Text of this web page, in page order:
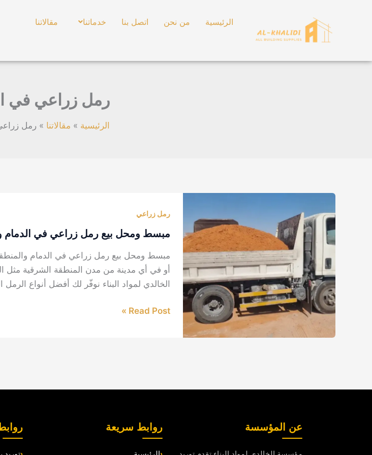
الرئيسية من نحن اتصل بنا خدماتنا مقالاتنا
رمل زراعي في
الرئيسية مقالاتنا رمل
رمل زراعي
مبسط ومحل بيع رمل زراعي في الدمام
مبسط ومحل بيع رمل زراعي في الدمام
أو في أي مدينة من مدن المنطقة الشرقية
الخالدي لمواد البناء نوفّر لك أفضل أنواع
ومحل
زراعي
في
الدمام
الشرقية
Read Post »
عن المؤسسة روابط سريعة